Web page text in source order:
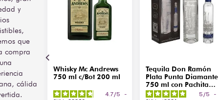
carácter.
En nariz se perciben notas
de agave cocido,
caramelo, vainilla y
especias de roble. En boca
presenta entrada dulce,
con pimienta negra, frutas
tropicales ligeras y un
retrogusto corto pero
agradable. Ideal para
Volumen 750 ml
y
que
compra
cálida
Whisky Mc Andrews
750 ml c/Bot 200 ml
4.7/5
-
Tequila Don Ramón
Plata Punta Diamante
750 ml con Pachita
200 ml
5/5
-